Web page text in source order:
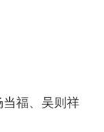
福、吴则祥